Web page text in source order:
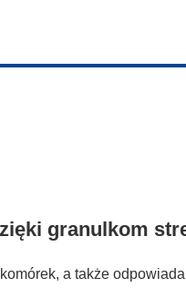
granulkom
a także